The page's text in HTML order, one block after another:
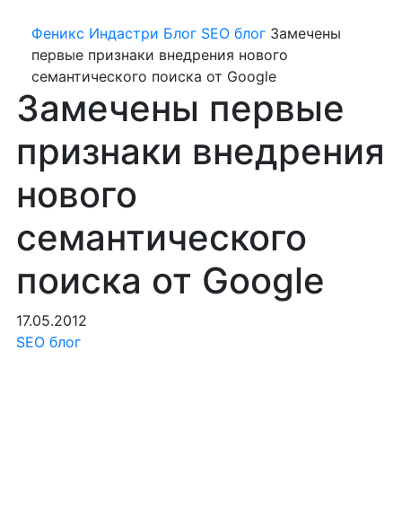
Феникс Индастри Блог SEO блог Замечены
первые признаки внедрения нового
семантического поиска от Google
Замечены первые
признаки внедрения
нового
семантического
поиска от Google
17.05.2012
SEO блог